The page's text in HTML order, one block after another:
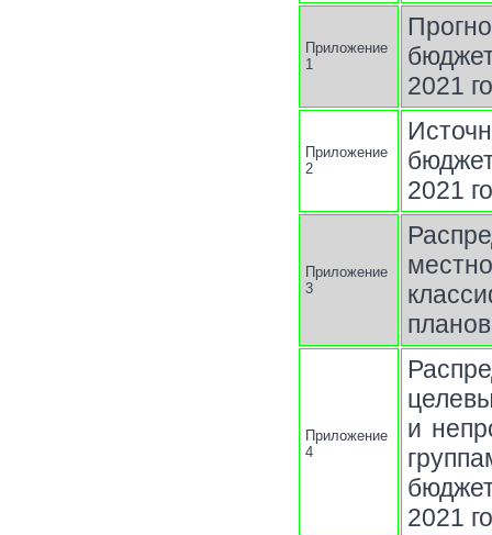
Приложение
1
2021
Приложение
2
2021
Приложение
3
Приложение
4
и
2021